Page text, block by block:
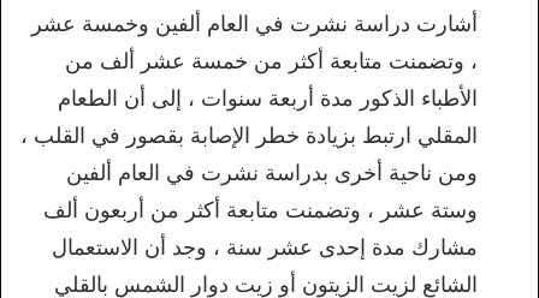
أشارت دراسة نشرت في العام ألفين وخمسة عشر
، وتضمنت متابعة أكثر من خمسة عشر ألف من
الأطباء الذكور مدة أربعة سنوات ، إلى أن الطعام
المقلي ارتبط بزيادة خطر الإصابة بقصور في القلب ،
ومن ناحية أخرى بدراسة نشرت في العام ألفين
وستة عشر ، وتضمنت متابعة أكثر من أربعون ألف
مشارك مدة إحدى عشر سنة ، وجد أن الاستعمال
الشائع لزيت الزيتون أو زيت دوار الشمس بالقلي